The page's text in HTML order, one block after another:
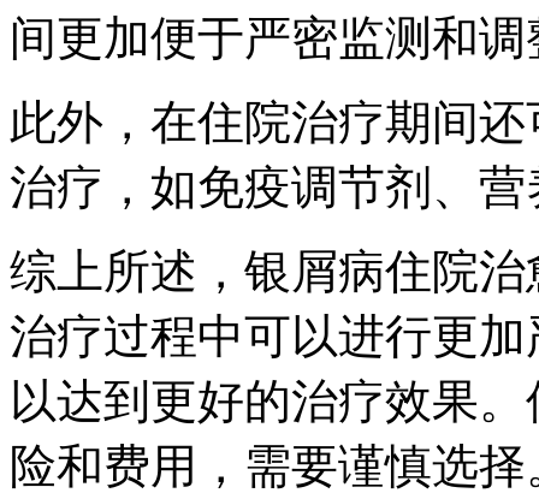
间更加便于严密监测和
此外，在住院治疗期间
治疗，如免疫调节剂、
综上所述，银屑病住院
治疗过程中可以进行更
以达到更好的治疗效果
险和费用，需要谨慎选